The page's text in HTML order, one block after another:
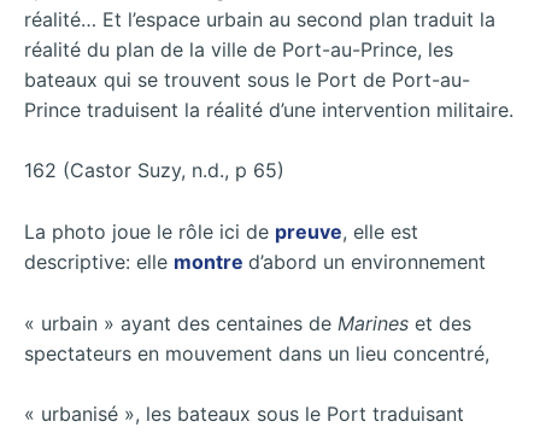
réalité… Et l’espace urbain au second plan traduit la
réalité du plan de la ville de Port-au-Prince, les
bateaux qui se trouvent sous le Port de Port-au-
Prince traduisent la réalité d’une intervention militaire.
162 (Castor Suzy, n.d., p 65)
La photo joue le rôle ici de preuve, elle est
descriptive: elle montre d’abord un environnement
« urbain » ayant des centaines de Marines et des
spectateurs en mouvement dans un lieu concentré,
« urbanisé », les bateaux sous le Port traduisant